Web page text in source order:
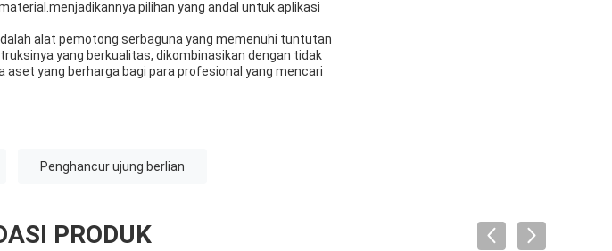
pilihan yang andal untuk aplikasi
alat pemotong serbaguna yang memenuhi tuntutan
yang berkualitas, dikombinasikan dengan tidak
yang berharga bagi para profesional yang mencari
Penghancur ujung berlian
PRODUK